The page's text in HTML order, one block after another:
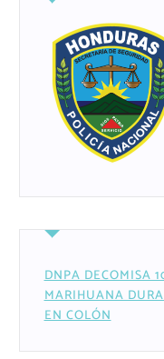
DNPA DECOMISA
MARIHUANA
EN COLÓN